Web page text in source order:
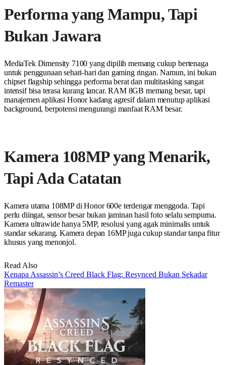
Performa yang Mampu, Tapi
Bukan Jawara
MediaTek Dimensity 7100 yang dipilih memang cukup bertenaga
untuk penggunaan sehari-hari dan gaming ringan. Namun, ini bukan
chipset flagship sehingga performa berat dan multitasking sangat
intensif bisa terasa kurang lancar. RAM 8GB memang besar, tapi
manajemen aplikasi Honor kadang agresif dalam menutup aplikasi
background, berpotensi mengurangi manfaat RAM besar.
Kamera 108MP yang Menarik,
Tapi Ada Catatan
Kamera utama 108MP di Honor 600e terdengar menggoda. Tapi
perlu diingat, sensor besar bukan jaminan hasil foto selalu sempurna.
Kamera ultrawide hanya 5MP, resolusi yang agak minimalis untuk
standar sekarang. Kamera depan 16MP juga cukup standar tanpa fitur
khusus yang menonjol.
Read Also
Kenapa Assassin’s Creed Black Flag: Resynced Bukan Sekadar
Remaster